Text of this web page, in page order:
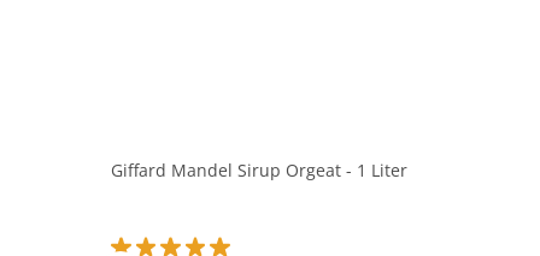
Giffard Mandel Sirup Orgeat - 1 Liter